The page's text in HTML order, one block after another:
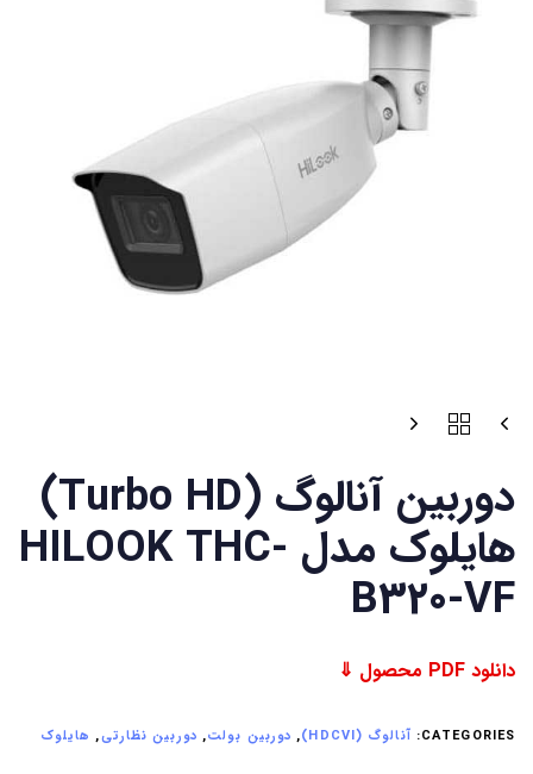
دوربین آنالوگ (Turbo HD)
هایلوک مدل HILOOK THC-
B320-VF
دانلود PDF محصول ⇓
CATEGORIES: آنالوگ (HDCVI) , دوربین بولت, دوربین نظارتی, هایلوک